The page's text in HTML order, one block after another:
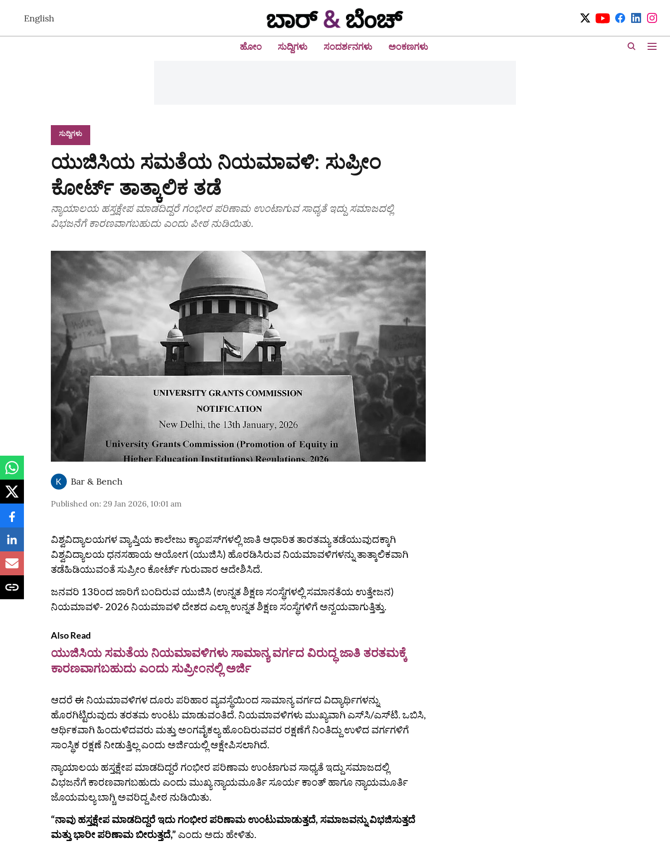
English
ಹೋಂ ಸುದ್ದಿಗಳು ಸಂದರ್ಶನಗಳು ಅಂಕಣಗಳು
ಸುದ್ದಿಗಳು
ಯುಜಿಸಿಯ ಸಮತೆಯ ನಿಯಮಾವಳಿ: ಸುಪ್ರೀಂ
ಕೋರ್ಟ್ ತಾತ್ಕಾಲಿಕ ತಡೆ
ನ್ಯಾಯಾಲಯ ಹಸ್ತಕ್ಷೇಪ ಮಾಡದಿದ್ದರೆ ಗಂಭೀರ ಪರಿಣಾಮ ಉಂಟಾಗುವ ಸಾಧ್ಯತೆ ಇದ್ದು ಸಮಾಜದಲ್ಲಿ
ವಿಭಜನೆಗೆ ಕಾರಣವಾಗಬಹುದು ಎಂದು ಪೀಠ ನುಡಿಯಿತು.
Bar & Bench
Published on: 29 Jan 2026, 10:01 am
ವಿಶ್ವವಿದ್ಯಾಲಯಗಳ ವ್ಯಾಪ್ತಿಯ ಕಾಲೇಜು ಕ್ಯಾಂಪಸ್‌ಗಳಲ್ಲಿ ಜಾತಿ ಆಧಾರಿತ ತಾರತಮ್ಯ ತಡೆಯುವುದಕ್ಕಾಗಿ
ವಿಶ್ವವಿದ್ಯಾಲಯ ಧನಸಹಾಯ ಆಯೋಗ (ಯುಜಿಸಿ) ಹೊರಡಿಸಿರುವ ನಿಯಮಾವಳಿಗಳನ್ನು ತಾತ್ಕಾಲಿಕವಾಗಿ
ತಡೆಹಿಡಿಯುವಂತೆ ಸುಪ್ರೀಂ ಕೋರ್ಟ್‌ ಗುರುವಾರ ಆದೇಶಿಸಿದೆ.
ಜನವರಿ 13ರಿಂದ ಜಾರಿಗೆ ಬಂದಿರುವ ಯುಜಿಸಿ (ಉನ್ನತ ಶಿಕ್ಷಣ ಸಂಸ್ಥೆಗಳಲ್ಲಿ ಸಮಾನತೆಯ ಉತ್ತೇಜನ)
ನಿಯಮಾವಳಿ- 2026 ನಿಯಮಾವಳಿ ದೇಶದ ಎಲ್ಲಾ ಉನ್ನತ ಶಿಕ್ಷಣ ಸಂಸ್ಥೆಗಳಿಗೆ ಅನ್ವಯವಾಗುತ್ತಿತ್ತು.
Also Read
ಯುಜಿಸಿಯ ಸಮತೆಯ ನಿಯಮಾವಳಿಗಳು ಸಾಮಾನ್ಯ ವರ್ಗದ ವಿರುದ್ಧ ಜಾತಿ ತರತಮಕ್ಕೆ
ಕಾರಣವಾಗಬಹುದು ಎಂದು ಸುಪ್ರೀಂನಲ್ಲಿ ಅರ್ಜಿ
ಆದರೆ ಈ ನಿಯಮಾವಳಿಗಳ ದೂರು ಪರಿಹಾರ ವ್ಯವಸ್ಥೆಯಿಂದ ಸಾಮಾನ್ಯ ವರ್ಗದ ವಿದ್ಯಾರ್ಥಿಗಳನ್ನು
ಹೊರಗಿಟ್ಟಿರುವುದು ತರತಮ ಉಂಟು ಮಾಡುವಂತಿದೆ. ನಿಯಮಾವಳಿಗಳು ಮುಖ್ಯವಾಗಿ ಎಸ್‌ಸಿ/ಎಸ್‌ಟಿ. ಒಬಿಸಿ,
ಆರ್ಥಿಕವಾಗಿ ಹಿಂದುಳಿದವರು ಮತ್ತು ಅಂಗವೈಕಲ್ಯ ಹೊಂದಿರುವವರ ರಕ್ಷಣೆಗೆ ನಿಂತಿದ್ದು ಉಳಿದ ವರ್ಗಗಳಿಗೆ
ಸಾಂಸ್ಥಿಕ ರಕ್ಷಣೆ ನೀಡುತ್ತಿಲ್ಲ ಎಂದು ಅರ್ಜಿಯಲ್ಲಿ ಆಕ್ಷೇಪಿಸಲಾಗಿದೆ.
ನ್ಯಾಯಾಲಯ ಹಸ್ತಕ್ಷೇಪ ಮಾಡದಿದ್ದರೆ ಗಂಭೀರ ಪರಿಣಾಮ ಉಂಟಾಗುವ ಸಾಧ್ಯತೆ ಇದ್ದು ಸಮಾಜದಲ್ಲಿ
ವಿಭಜನೆಗೆ ಕಾರಣವಾಗಬಹುದು ಎಂದು ಮುಖ್ಯ ನ್ಯಾಯಮೂರ್ತಿ ಸೂರ್ಯ ಕಾಂತ್ ಹಾಗೂ ನ್ಯಾಯಮೂರ್ತಿ
ಜೊಯಮಲ್ಯ ಬಾಗ್ಚಿ ಅವರಿದ್ದ ಪೀಠ ನುಡಿಯಿತು.
“ನಾವು ಹಸ್ತಕ್ಷೇಪ ಮಾಡದಿದ್ದರೆ ಇದು ಗಂಭೀರ ಪರಿಣಾಮ ಉಂಟುಮಾಡುತ್ತದೆ, ಸಮಾಜವನ್ನು ವಿಭಜಿಸುತ್ತದೆ
ಮತ್ತು ಭಾರೀ ಪರಿಣಾಮ ಬೀರುತ್ತದೆ,” ಎಂದು ಅದು ಹೇಳಿತು.